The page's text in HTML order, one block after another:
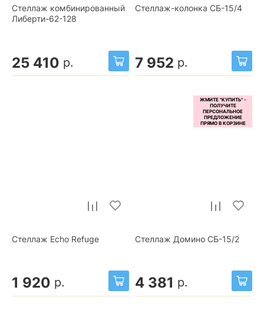
Стеллаж комбинированный
Либерти-62-128
25 410 р.
Стеллаж-колонка СБ-15/4
7 952 р.
Стеллаж Echo Refuge
1 920 р.
Стеллаж Домино СБ-15/2
4 381 р.